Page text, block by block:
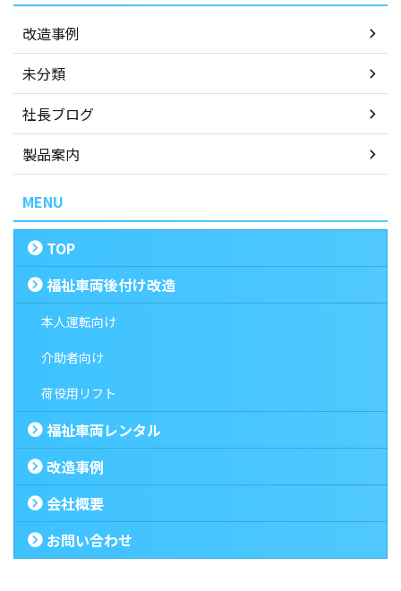
改造事例
未分類
社長ブログ
製品案内
MENU
TOP
福祉車両後付け改造
本人運転向け
介助者向け
荷役用リフト
福祉車両レンタル
改造事例
会社概要
お問い合わせ